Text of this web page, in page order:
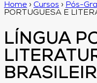
Home › Cursos › Pós-
PORTUGUESA E
LÍNGUA